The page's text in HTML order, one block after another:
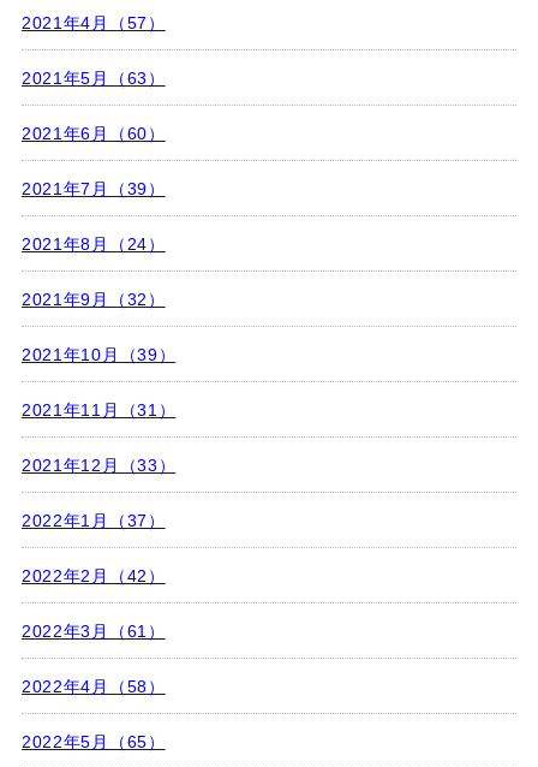
2021年4月（57）
2021年5月（63）
2021年6月（60）
2021年7月（39）
2021年8月（24）
2021年9月（32）
2021年10月（39）
2021年11月（31）
2021年12月（33）
2022年1月（37）
2022年2月（42）
2022年3月（61）
2022年4月（58）
2022年5月（65）